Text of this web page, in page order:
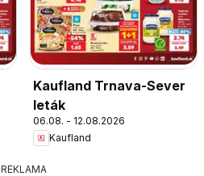
Kaufland Trnava-Sever
leták
06.08. - 12.08.2026
Kaufland
REKLAMA